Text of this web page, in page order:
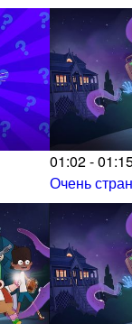
01:02 -
Очень